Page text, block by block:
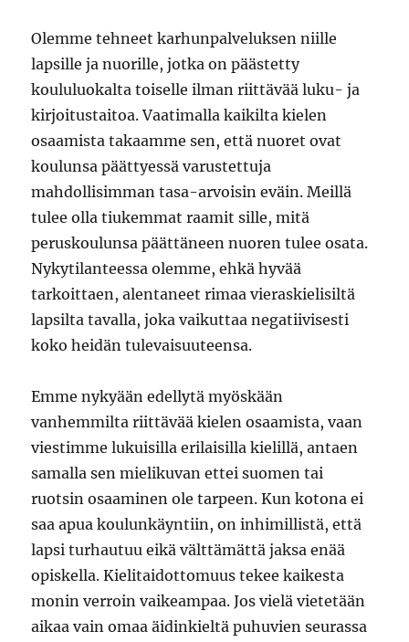
Olemme tehneet karhunpalveluksen niille
lapsille ja nuorille, jotka on päästetty
koululuokalta toiselle ilman riittävää luku- ja
kirjoitustaitoa. Vaatimalla kaikilta kielen
osaamista takaamme sen, että nuoret ovat
koulunsa päättyessä varustettuja
mahdollisimman tasa-arvoisin eväin. Meillä
tulee olla tiukemmat raamit sille, mitä
peruskoulunsa päättäneen nuoren tulee osata.
Nykytilanteessa olemme, ehkä hyvää
tarkoittaen, alentaneet rimaa vieraskielisiltä
lapsilta tavalla, joka vaikuttaa negatiivisesti
koko heidän tulevaisuuteensa.
Emme nykyään edellytä myöskään
vanhemmilta riittävää kielen osaamista, vaan
viestimme lukuisilla erilaisilla kielillä, antaen
samalla sen mielikuvan ettei suomen tai
ruotsin osaaminen ole tarpeen. Kun kotona ei
saa apua koulunkäyntiin, on inhimillistä, että
lapsi turhautuu eikä välttämättä jaksa enää
opiskella. Kielitaidottomuus tekee kaikesta
monin verroin vaikeampaa. Jos vielä vietetään
aikaa vain omaa äidinkieltä puhuvien seurassa